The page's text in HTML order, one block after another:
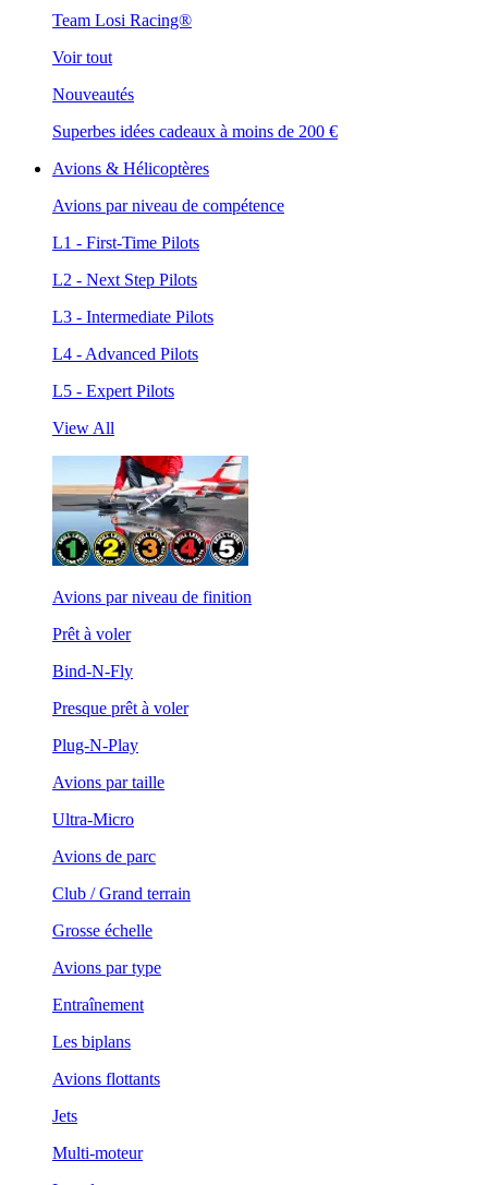
Team Losi Racing®
Voir tout
Nouveautés
Superbes idées cadeaux à moins de 200 €
Avions & Hélicoptères
Avions par niveau de compétence
L1 - First-Time Pilots
L2 - Next Step Pilots
L3 - Intermediate Pilots
L4 - Advanced Pilots
L5 - Expert Pilots
View All
Avions par niveau de finition
Prêt à voler
Bind-N-Fly
Presque prêt à voler
Plug-N-Play
Avions par taille
Ultra-Micro
Avions de parc
Club / Grand terrain
Grosse échelle
Avions par type
Entraînement
Les biplans
Avions flottants
Jets
Multi-moteur